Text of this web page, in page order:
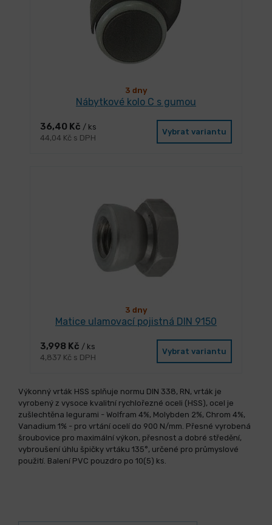
3 dny
Nábytkové kolo C s gumou
36,40 Kč / ks
44,04 Kč s DPH
Vybrat variantu
3 dny
Matice ulamovací pojistná DIN 9150
3,998 Kč / ks
4,837 Kč s DPH
Vybrat variantu
Výkonný vrták HSS splňuje normu DIN 338, RN, vrták je
vyrobený z vysoce kvalitní rychlořezné oceli (HSS), ocel je
zušlechtěna legurami - Wolfram 4%, Molybden 2%, Chrom 4%,
Vanadium 1% - pro vrtání ocelí do 900 N/mm. Přesné vyrobená
šroubovice pro maximální výkon, přesnost a dobré středění,
vybroušení úhlu špičky vrtáku 135°, určené pro průmyslové
použití. Balení PVC pouzdro po 10(5) ks.